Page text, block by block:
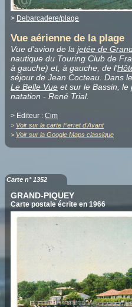
> Debarcadere/plage
Vue aérienne de la plage
Vue d'avion de la jetée de
nautique du Touring Club de
à gauche) et, à gauche, de l'
séjour de Jean Cocteau. Dans
Le Belle Vue et sur le Bassin, le
natation - René Trial.
> Editeur : Cim
> Voir sur la carte Ferret d'Avant
> Voir sur la Google Maps classique
Carte n° 1352
GRAND-PIQUEY
Carte postale écrite en 1966